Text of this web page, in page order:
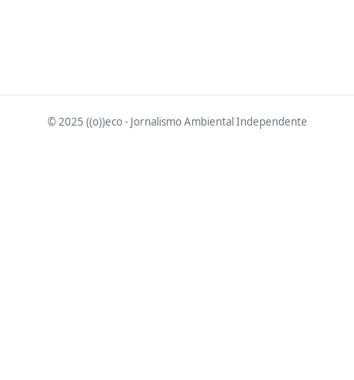
© 2025 ((o))eco - Jornalismo Ambiental Independente